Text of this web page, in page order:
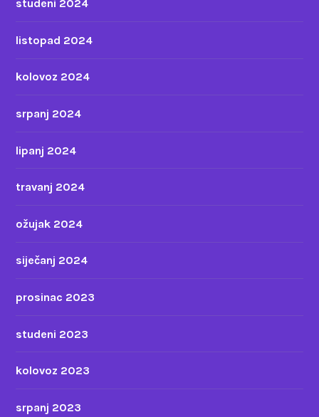
studeni 2024
listopad 2024
kolovoz 2024
srpanj 2024
lipanj 2024
travanj 2024
ožujak 2024
siječanj 2024
prosinac 2023
studeni 2023
kolovoz 2023
srpanj 2023